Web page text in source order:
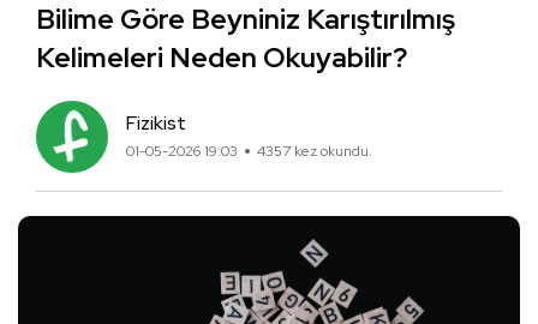
Bilime Göre Beyniniz Karıştırılmış
Kelimeleri Neden Okuyabilir?
Fizikist
01-05-2026 19:03 4357 kez okundu.